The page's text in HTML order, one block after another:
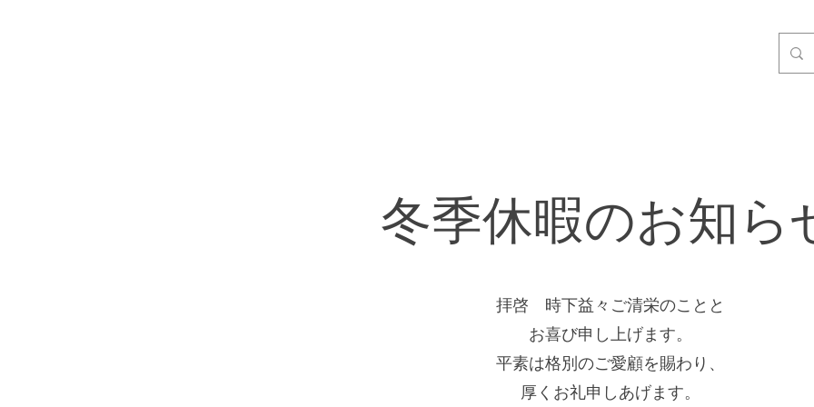
冬季休暇のお知ら
拝啓 時下益々ご清栄のことと
お喜び申し上げます。
平素は格別のご愛顧を賜わり、
厚くお礼申しあげます。